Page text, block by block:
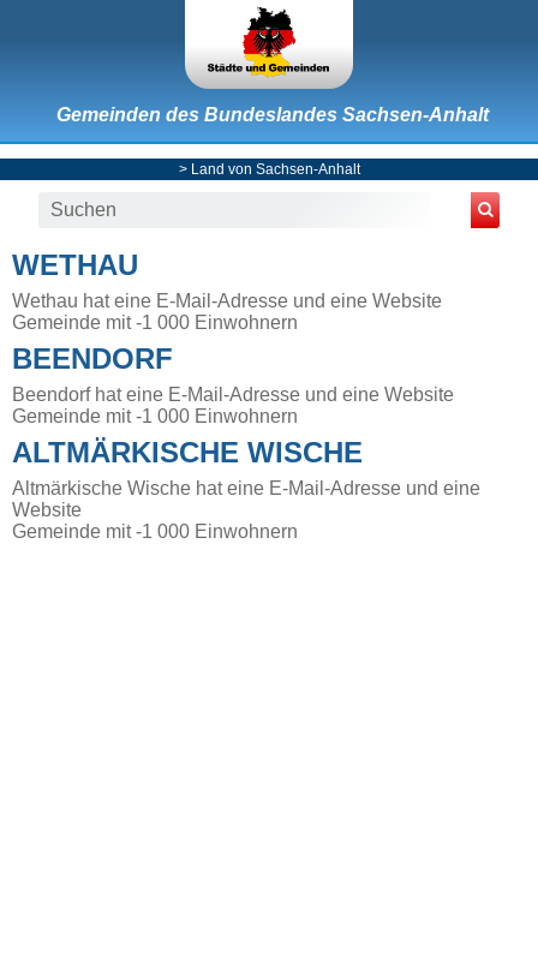
Gemeinden des Bundeslandes Sachsen-Anhalt
> Land von Sachsen-Anhalt
WETHAU
Wethau hat eine E-Mail-Adresse und eine Website
Gemeinde mit -1 000 Einwohnern
BEENDORF
Beendorf hat eine E-Mail-Adresse und eine Website
Gemeinde mit -1 000 Einwohnern
ALTMÄRKISCHE WISCHE
Altmärkische Wische hat eine E-Mail-Adresse und eine
Website
Gemeinde mit -1 000 Einwohnern